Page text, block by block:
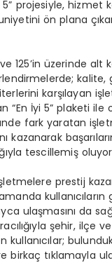
5” projesiyle, hizmet
ön plana
125’in üzerinde alt
kalite,
karşılayan
“En İyi 5” plaketi ile
fark yaratan
kazanarak
tescillemiş
prestij
kullanıcıların
ulaşmasını da
şehir, ilçe
kullanıcılar;
birkaç tıklamayla